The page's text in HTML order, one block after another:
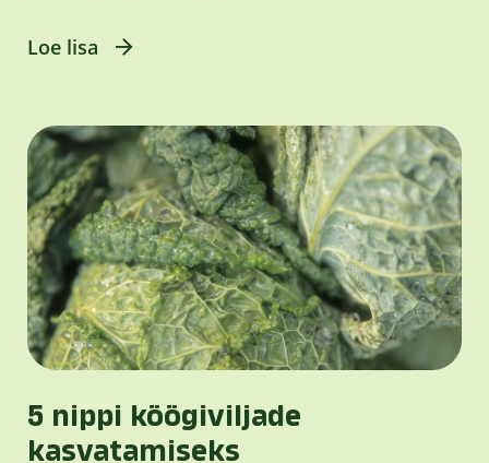
Loe lisa
5 nippi köögiviljade
kasvatamiseks